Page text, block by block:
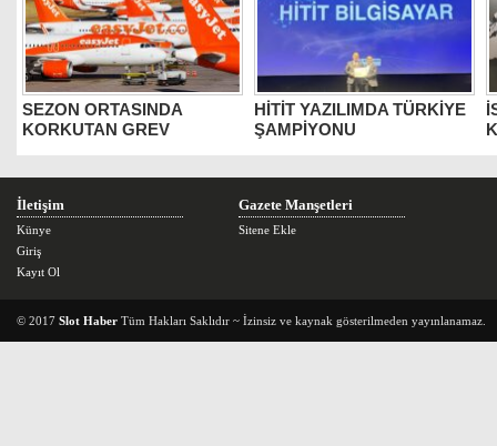
SEZON ORTASINDA
KORKUTAN GREV
HİTİT YAZILIMDA TÜRKİYE
ŞAMPİYONU
İletişim
Künye
Giriş
Kayıt Ol
Gazete Manşetleri
Sitene Ekle
© 2017 Slot Haber Tüm Hakları Saklıdır ~ İzinsiz ve kaynak gösterilmeden yayınlanamaz.